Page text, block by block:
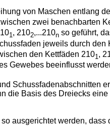
von Maschen entlang
zwei benachbarten
1, 2102,...210n so geführt,
jeweils durch den
den Kettfäden 2101 ,
Gewebes beeinflusst
Schussfadenabschnitten
die Basis des Dreiecks
ausgerichtet werden, dass